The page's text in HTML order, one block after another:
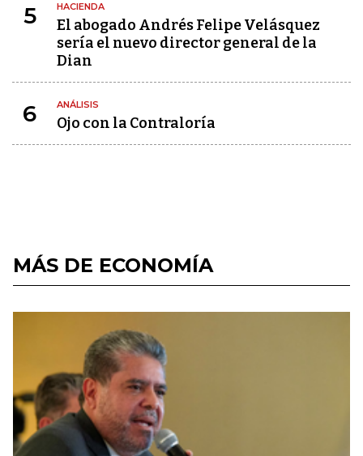
5 HACIENDA
El abogado Andrés Felipe Velásquez
sería el nuevo director general de la
Dian
6 ANÁLISIS
Ojo con la Contraloría
MÁS DE ECONOMÍA